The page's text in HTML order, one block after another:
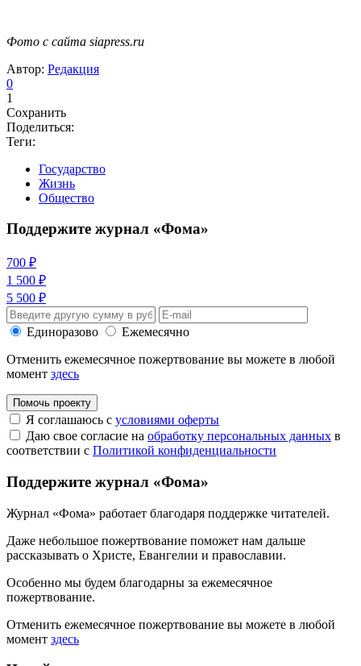
Фото с сайта siapress.ru
Автор: Редакция
0
1
Сохранить
Поделиться:
Теги:
Государство
Жизнь
Общество
Поддержите журнал «Фома»
700 ₽
1 500 ₽
5 500 ₽
Единоразово
Ежемесячно
Отменить ежемесячное пожертвование вы можете в любой
момент здесь
Помочь проекту
Я соглашаюсь с условиями оферты
Даю свое согласие на обработку персональных данных в
соответствии с Политикой конфиденциальности
Поддержите журнал «Фома»
Журнал «Фома» работает благодаря поддержке читателей.
Даже небольшое пожертвование поможет нам дальше
рассказывать о Христе, Евангелии и православии.
Особенно мы будем благодарны за ежемесячное
пожертвование.
Отменить ежемесячное пожертвование вы можете в любой
момент здесь